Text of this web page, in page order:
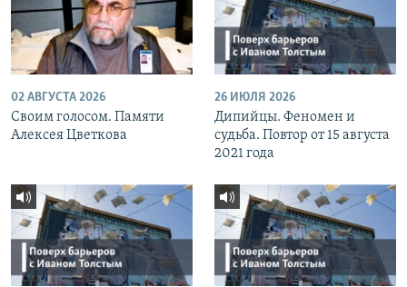
02 АВГУСТА 2026
Своим голосом. Памяти
Алексея Цветкова
26 ИЮЛЯ 2026
Дипийцы. Феномен и
судьба. Повтор от 15 августа
2021 года